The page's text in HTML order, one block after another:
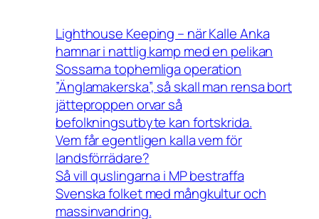
Lighthouse Keeping – när Kalle Anka
hamnar i nattlig kamp med en pelikan
Sossarna tophemliga operation
”Änglamakerska”, så skall man rensa bort
jätteproppen orvar så
befolkningsutbyte kan fortskrida.
Vem får egentligen kalla vem för
landsförrädare?
Så vill quslingarna i MP bestraffa
Svenska folket med mångkultur och
massinvandring.